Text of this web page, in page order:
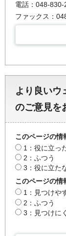
電話：048-830-
ファックス：
より良いウ
のご意見を
このページの情
1：役に立っ
2：ふつう
3：役に立た
このページの情
1：見つけや
2：ふつう
3：見つけに